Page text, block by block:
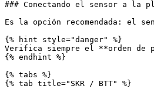
### Conectando el sensor a la
Es la opción recomendada: el
{% hint style="danger" %}
Verifica siempre el **orden de
{% endhint %}
{% tabs %}
{% tab title="SKR / BTT" %}